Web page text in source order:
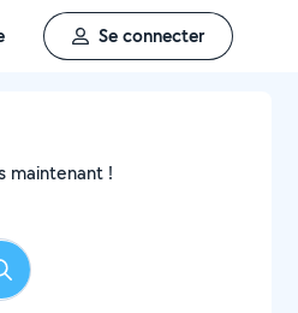
Se connecter
maintenant !
Rechercher